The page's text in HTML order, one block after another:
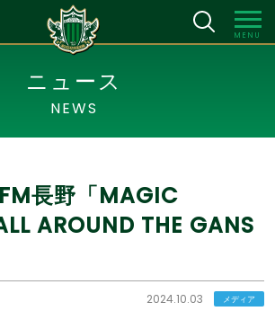
MENU
ニュース
NEWS
長野「MAGIC
AROUND THE GANS
2024.10.03 メディア